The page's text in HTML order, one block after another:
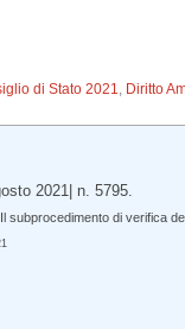
di Stato 2021, Diritto
2021| n. 5795.
di verifica